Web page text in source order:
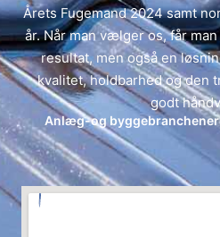
Årets Fugemand 2024 samt
år. Når man vælger os, får
resultat, men også en
kvalitet, holdbarhed og den
godt
Anlæg-og